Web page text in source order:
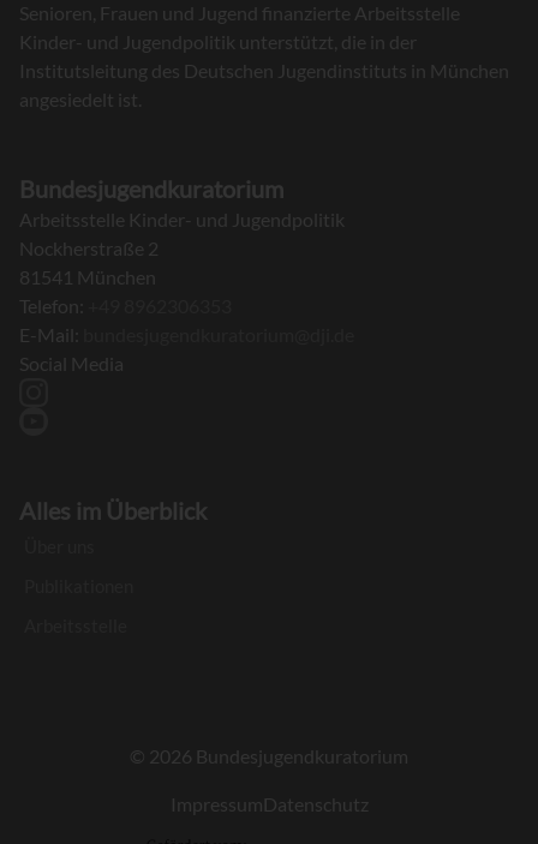
Senioren, Frauen und Jugend finanzierte Arbeitsstelle
Kinder- und Jugendpolitik unterstützt, die in der
Institutsleitung des Deutschen Jugendinstituts in München
angesiedelt ist.
Bundesjugendkuratorium
Arbeitsstelle Kinder- und Jugendpolitik
Nockherstraße 2
81541 München
Telefon:
E-Mail:
Social Media
Alles im Überblick
© 2026 Bundesjugendkuratorium
ImpressumDatenschutz